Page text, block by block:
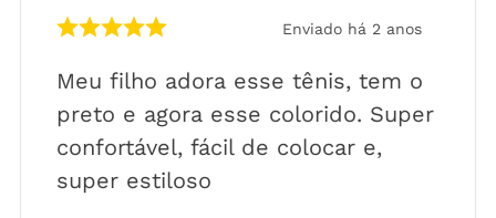
Enviado há 2 anos
Meu filho adora esse tênis, tem o
preto e agora esse colorido. Super
confortável, fácil de colocar e,
super estiloso